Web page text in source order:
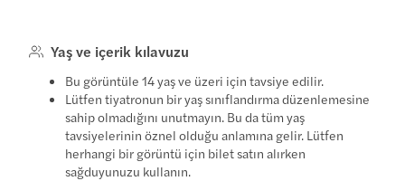
Yaş ve içerik kılavuzu
Bu görüntüle 14 yaş ve üzeri için tavsiye edilir.
Lütfen tiyatronun bir yaş sınıflandırma düzenlemesine
sahip olmadığını unutmayın. Bu da tüm yaş
tavsiyelerinin öznel olduğu anlamına gelir. Lütfen
herhangi bir görüntü için bilet satın alırken
sağduyunuzu kullanın.